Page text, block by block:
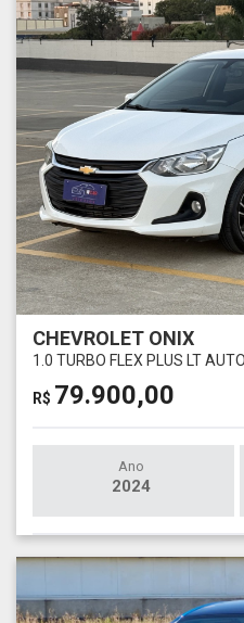
CHEVROLET ONIX
1.0 TURBO FLEX PLUS LT
R$ 79.900,00
Ano
2024